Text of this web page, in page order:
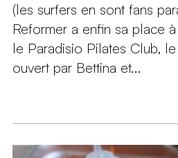
(les surfers en sont fans
Reformer a enfin sa place
le Paradisio Pilates Club,
ouvert par Bettina et...